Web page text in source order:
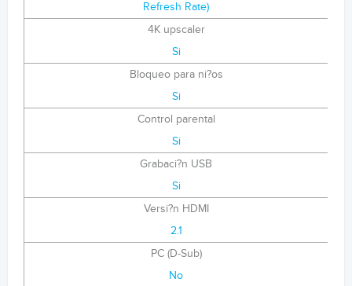
Refresh Rate)
4K upscaler
Si
Bloqueo para ni?os
Si
Control parental
Si
Grabaci?n USB
Si
Versi?n HDMI
2.1
PC (D-Sub)
No